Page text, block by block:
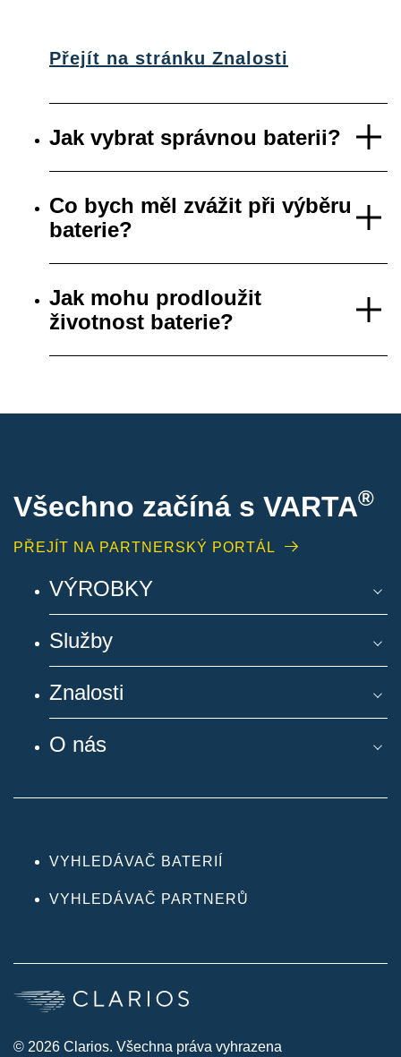
Přejít na stránku Znalosti
Jak vybrat správnou baterii?
Co bych měl zvážit při výběru
baterie?
Jak mohu prodloužit
životnost baterie?
Všechno začíná s VARTA®
PŘEJÍT NA PARTNERSKÝ PORTÁL
VÝROBKY
Služby
Znalosti
O nás
VYHLEDÁVAČ BATERIÍ
VYHLEDÁVAČ PARTNERŮ
© 2026 Clarios. Všechna práva vyhrazena